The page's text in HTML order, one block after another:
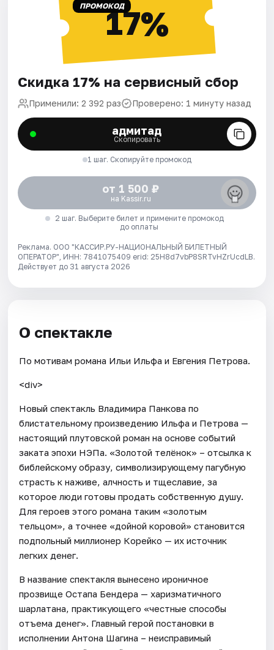
ПРОМОКОД17%
Скидка 17% на сервисный сбор
Применили: 2 392 раз Проверено: 1 минуту назад
адмитад
Скопировать
1 шаг. Скопируйте промокод
от 1 500 ₽
на Kassir.ru
2 шаг. Выберите билет и примените промокод
до оплаты
Реклама. ООО "КАССИР.РУ-НАЦИОНАЛЬНЫЙ БИЛЕТНЫЙ
ОПЕРАТОР", ИНН: 7841075409 erid: 25H8d7vbP8SRTvHZrUcdLB.
Действует до 31 августа 2026
О спектакле
По мотивам романа Ильи Ильфа и Евгения Петрова.
<div>
Новый спектакль Владимира Панкова по
блистательному произведению Ильфа и Петрова —
настоящий плутовской роман на основе событий
заката эпохи НЭПа. «Золотой телёнок» – отсылка к
библейскому образу, символизирующему пагубную
страсть к наживе, алчность и тщеславие, за
которое люди готовы продать собственную душу.
Для героев этого романа таким «золотым
тельцом», а точнее «дойной коровой» становится
подпольный миллионер Корейко — их источник
легких денег.
В название спектакля вынесено ироничное
прозвище Остапа Бендера — харизматичного
шарлатана, практикующего «честные способы
отъема денег». Главный герой постановки в
исполнении Антона Шагина – неисправимый